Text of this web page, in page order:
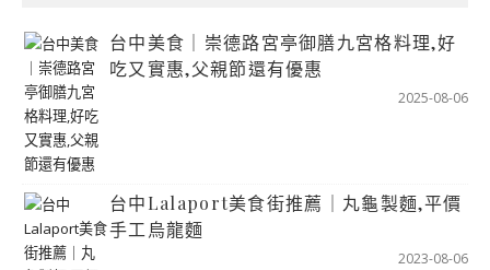
台中美食｜崇德路宮亭御膳九宮格料理,好
吃又實惠,父親節還有優惠
2025-08-06
台中Lalaport美食街推薦｜丸龜製麵,平價
手工烏龍麵
2023-08-06